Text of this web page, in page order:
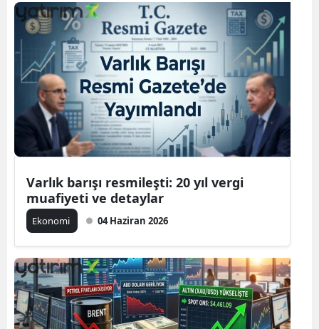
Varlık barışı resmileşti: 20 yıl vergi
muafiyeti ve detaylar
Ekonomi 04 Haziran 2026